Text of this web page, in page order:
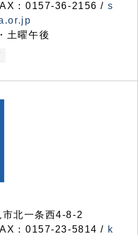
：0157-36-2156 / s
土曜午後
北一条西4-8-2
：0157-23-5814 / k